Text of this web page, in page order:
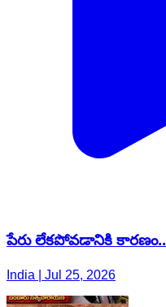
పేరు లేకపోవడానికి కారణం..
India | Jul 25, 2026